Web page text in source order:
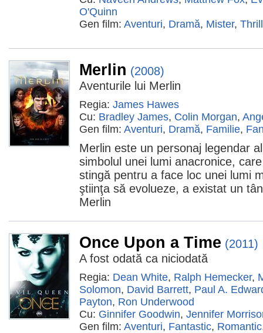
O'Quinn
Gen film: Aventuri, Dramă, Mister,
Merlin (2008)
Aventurile lui Merlin
Regia: James Hawes
Cu: Bradley James, Colin Morgan,
Gen film: Aventuri, Dramă, Familie,
Merlin este un personaj legendar
simbolul unei lumi anacronice,
stingă pentru a face loc unei lumi
ştiinţa să evolueze, a existat un
Merlin
Once Upon a Time (2011)
A fost odată ca niciodată
Regia: Dean White, Ralph Hemecker,
Solomon, David Barrett, Paul A.
Payton, Ron Underwood
Cu: Ginnifer Goodwin, Jennifer
Gen film: Aventuri, Fantastic, Romantic